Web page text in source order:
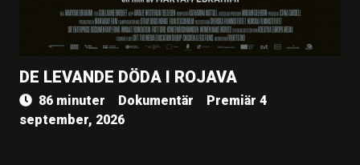
DE LEVANDE DÖDA I ROJAVA
86 minuter Dokumentär
Premiär 4
september, 2026